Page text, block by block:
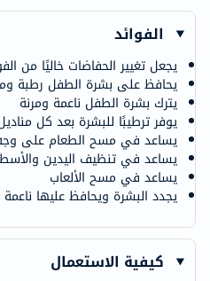
الفوائد
يجعل تغيير الحفاضات خاليًا من
يحافظ على بشرة الطفل رطبة
يترك بشرة الطفل ناعمة ومرنة
يوفر ترطيبًا للبشرة بعد كل
يساعد في مسح الطعام على
يساعد في تنظيف اليدين
يساعد في مسح الألعاب
يجدد البشرة ويحافظ عليها ناعمة
كيفية الاستعمال